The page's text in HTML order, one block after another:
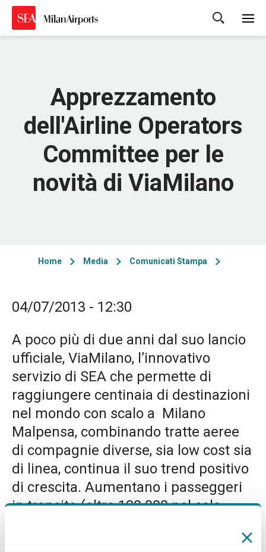
Cerca
Apprezzamento
dell'Airline Operators
Committee per le
novità di ViaMilano
Home Media Comunicati Stampa
04/07/2013 - 12:30
A poco più di due anni dal suo lancio
ufficiale, ViaMilano, l’innovativo
servizio di SEA che permette di
raggiungere centinaia di destinazioni
nel mondo con scalo a Milano
Malpensa, combinando tratte aeree
di compagnie diverse, sia low cost sia
di linea, continua il suo trend positivo
di crescita. Aumentano i passeggeri
in transito (oltre 100.000 nel solo